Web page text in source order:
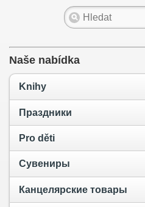
Naše nabídka
Knihy
Праздники
Pro děti
Сувениры
Канцелярские товары